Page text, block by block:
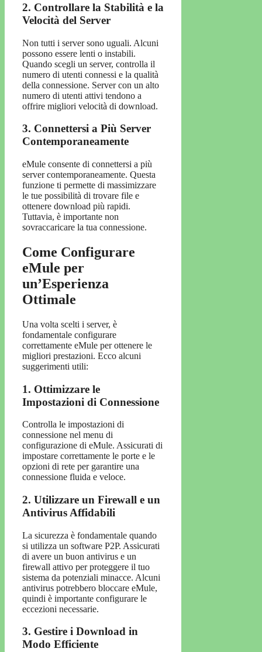
2. Controllare la Stabilità e la
Velocità del Server
Non tutti i server sono uguali. Alcuni
possono essere lenti o instabili.
Quando scegli un server, controlla il
numero di utenti connessi e la qualità
della connessione. Server con un alto
numero di utenti attivi tendono a
offrire migliori velocità di download.
3. Connettersi a Più Server
Contemporaneamente
eMule consente di connettersi a più
server contemporaneamente. Questa
funzione ti permette di massimizzare
le tue possibilità di trovare file e
ottenere download più rapidi.
Tuttavia, è importante non
sovraccaricare la tua connessione.
Come Configurare
eMule per
un’Esperienza
Ottimale
Una volta scelti i server, è
fondamentale configurare
correttamente eMule per ottenere le
migliori prestazioni. Ecco alcuni
suggerimenti utili:
1. Ottimizzare le
Impostazioni di Connessione
Controlla le impostazioni di
connessione nel menu di
configurazione di eMule. Assicurati di
impostare correttamente le porte e le
opzioni di rete per garantire una
connessione fluida e veloce.
2. Utilizzare un Firewall e un
Antivirus Affidabili
La sicurezza è fondamentale quando
si utilizza un software P2P. Assicurati
di avere un buon antivirus e un
firewall attivo per proteggere il tuo
sistema da potenziali minacce. Alcuni
antivirus potrebbero bloccare eMule,
quindi è importante configurare le
eccezioni necessarie.
3. Gestire i Download in
Modo Efficiente